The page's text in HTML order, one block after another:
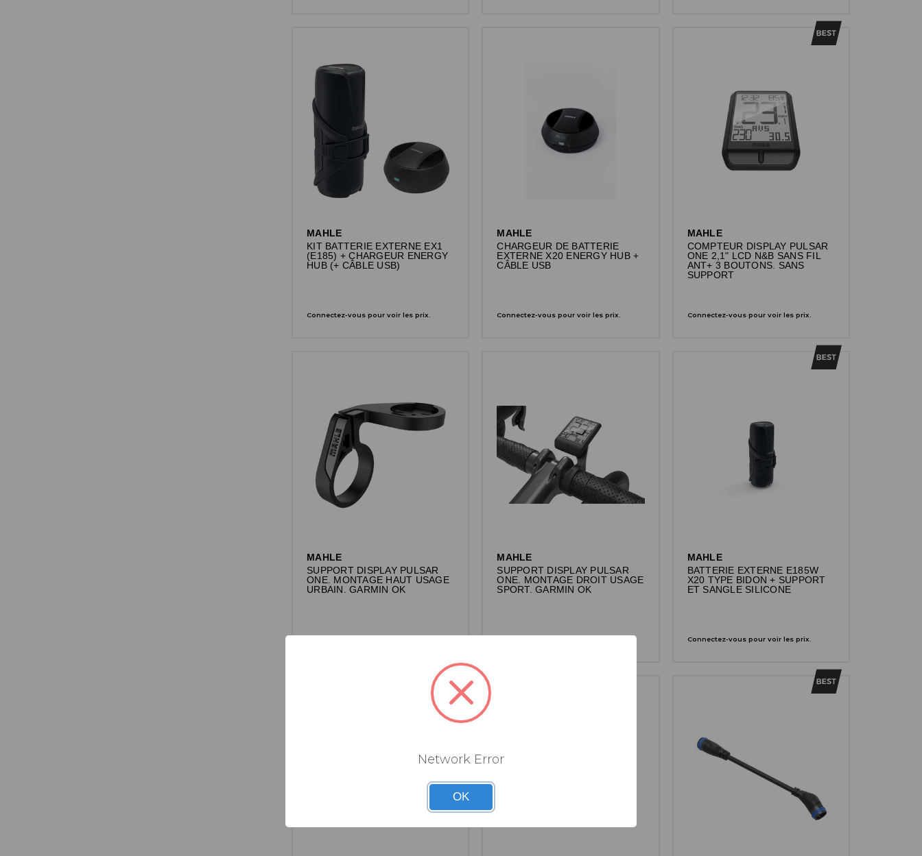
MAHLE
KIT BATTERIE EXTERNE EX1
(E185) + CHARGEUR ENERGY
HUB (+ CÂBLE USB)
Connectez-vous pour voir les prix.
MAHLE
CHARGEUR DE BATTERIE
EXTERNE X20 ENERGY HUB +
CÂBLE USB
Connectez-vous pour voir les prix.
MAHLE
COMPTEUR DISPLAY PULSAR
ONE 2,1" LCD N&B SANS FIL
ANT+ 3 BOUTONS. SANS
SUPPORT
Connectez-vous pour voir les prix.
MAHLE
SUPPORT DISPLAY PULSAR
ONE. MONTAGE HAUT USAGE
URBAIN. GARMIN OK
MAHLE
SUPPORT DISPLAY PULSAR
ONE. MONTAGE DROIT USAGE
SPORT. GARMIN OK
MAHLE
BATTERIE EXTERNE E185W
X20 TYPE BIDON + SUPPORT
ET SANGLE SILICONE
Connectez-vous pour voir les prix.
Network Error
OK